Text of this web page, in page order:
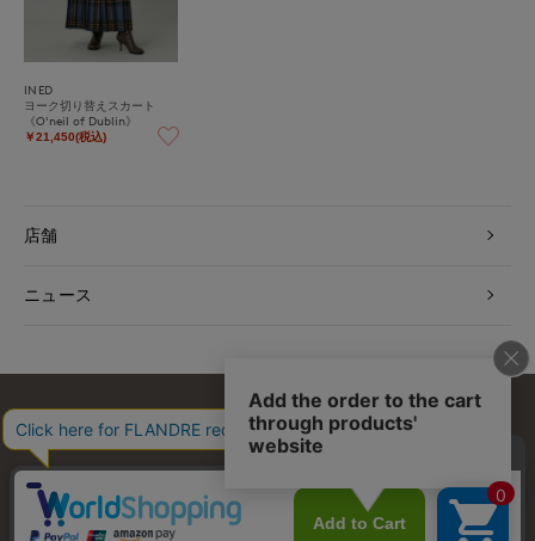
INED
ヨーク切り替えスカート
《O'neil of Dublin》
￥21,450(税込)
店舗
ニュース
お問い合わせ 利用規約 会社概要 プライバシーポリシー
特定商取引・古物営業法に基づく表示 店舗リスト